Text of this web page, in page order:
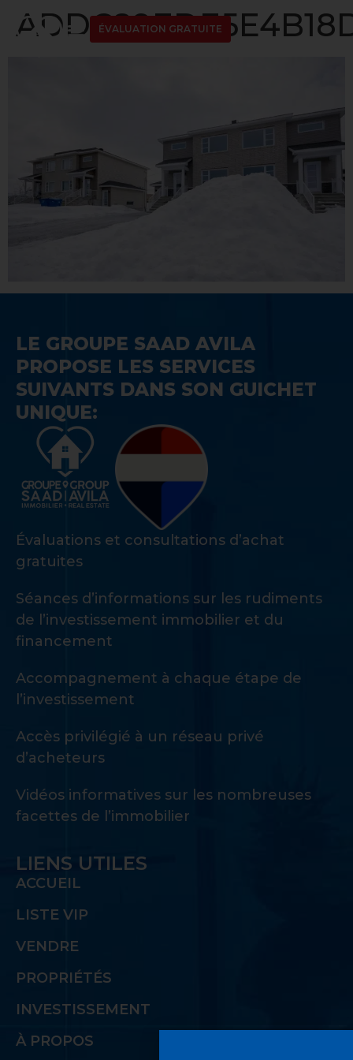
ÉVALUATION GRATUITE
LE GROUPE SAAD AVILA
PROPOSE LES SERVICES
SUIVANTS DANS SON GUICHET
UNIQUE:
Évaluations et consultations d’achat
gratuites
Séances d’informations sur les rudiments
de l’investissement immobilier et du
financement
Accompagnement à chaque étape de
l’investissement
Accès privilégié à un réseau privé
d’acheteurs
Vidéos informatives sur les nombreuses
facettes de l’immobilier
LIENS UTILES
ACCUEIL
LISTE VIP
VENDRE
PROPRIÉTÉS
INVESTISSEMENT
À PROPOS